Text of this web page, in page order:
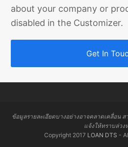
about your company or
disabled in the Customizer.
Get In
ข้อมูลรายละเอียดบางอย่างอาจคลาดเคลื่อน
แจ้งให้ทราบล่วง
Copyright 2017 LOAN DTS -